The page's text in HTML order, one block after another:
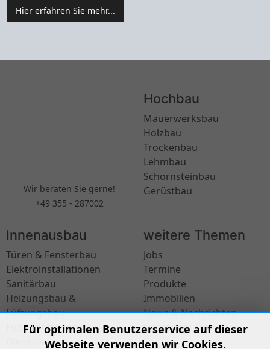
Hier erfahren Sie mehr...
Wir beraten Sie gerne!
+49 355 - 287002
Hochbau
Mauerwerksbau
Holzbau
Trockenbau
Lehmbau
Schornsteinbau
Gerüstbau
Innenausbau
Türen & Fensterbau
Elektroinstallationen
Sanitärbau
Heizungsbau &
Lüftungsbau
Fußbodenleger
Fliesenleger
weitere Themen
Jobs
Termine
Produkte
Immobilien
News & Nachrichten
besondere Orte
Für optimalen Benutzerservice auf dieser
Webseite verwenden wir Cookies.